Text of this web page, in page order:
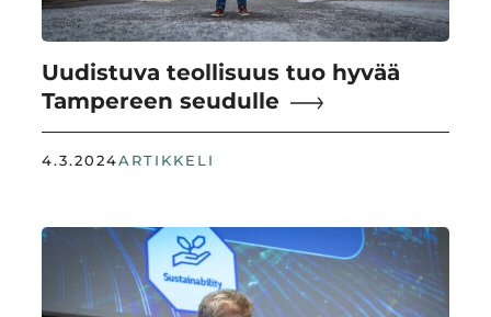
Uudistuva teollisuus tuo hyvää
Tampereen seudulle
4.3.2024ARTIKKELI